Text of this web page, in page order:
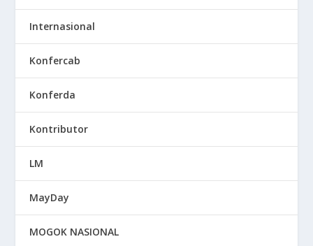
Internasional
Konfercab
Konferda
Kontributor
LM
MayDay
MOGOK NASIONAL